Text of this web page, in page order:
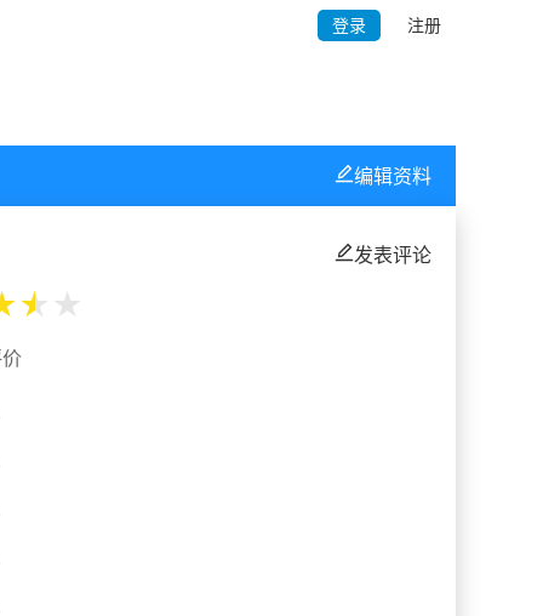
登录 注册
发表评论
★ ★
编辑资料